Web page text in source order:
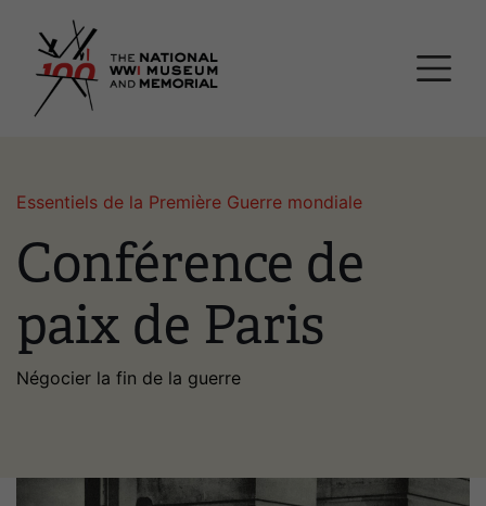
Essentiels de la Première Guerre mondiale
Conférence de
paix de Paris
Négocier la fin de la guerre